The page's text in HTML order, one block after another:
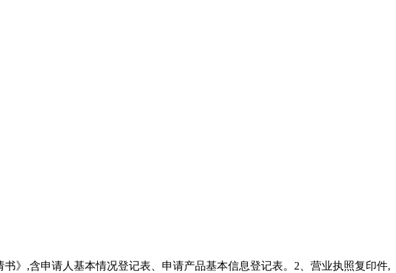
》,含申请人基本情况登记表、申请产品基本信息登记表。2、营业执照复印件,